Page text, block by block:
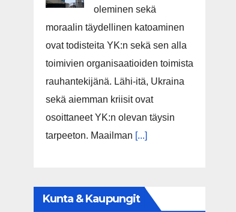
oleminen sekä
moraalin täydellinen katoaminen
ovat todisteita YK:n sekä sen alla
toimivien organisaatioiden toimista
rauhantekijänä. Lähi-itä, Ukraina
sekä aiemman kriisit ovat
osoittaneet YK:n olevan täysin
tarpeeton. Maailman [...]
Kunta & Kaupungit